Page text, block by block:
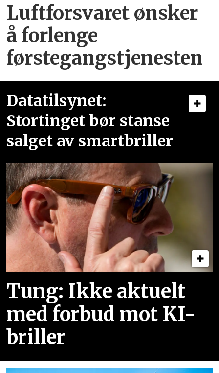
Luftforsvaret ønsker
å forlenge
førstegangstjenesten
Datatilsynet:
Stortinget bør stanse
salget av smartbriller
Tung: Ikke aktuelt
med forbud mot KI-
briller